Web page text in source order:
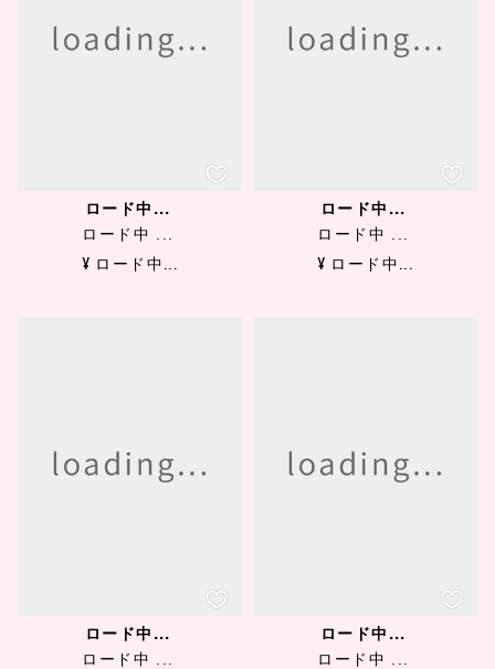
ロード中...
ロード中 ...
¥ ロード中...
ロード中...
ロード中 ...
¥ ロード中...
ロード中...
ロード中 ...
ロード中...
ロード中 ...